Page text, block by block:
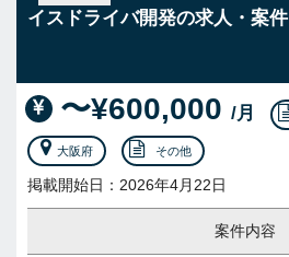
イスドライバ開発の求人・案件
〜¥600,000 /月
大阪府 その他
掲載開始日：2026年4月22日
案件内容